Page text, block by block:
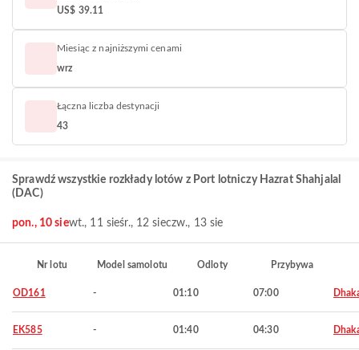
US$ 39.11
Miesiąc z najniższymi cenami
wrz
Łączna liczba destynacji
43
Sprawdź wszystkie rozkłady lotów z Port lotniczy Hazrat Shahjalal
(DAC)
pon., 10 siewt., 11 sieśr., 12 sieczw., 13 sie
Nr lotu Model samolotu Odloty Przybywa
OD161 - 01:10 07:00
EK585 - 01:40 04:30